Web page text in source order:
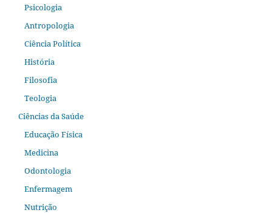
Psicologia
Antropologia
Ciência Política
História
Filosofia
Teologia
Ciências da Saúde
Educação Física
Medicina
Odontologia
Enfermagem
Nutrição